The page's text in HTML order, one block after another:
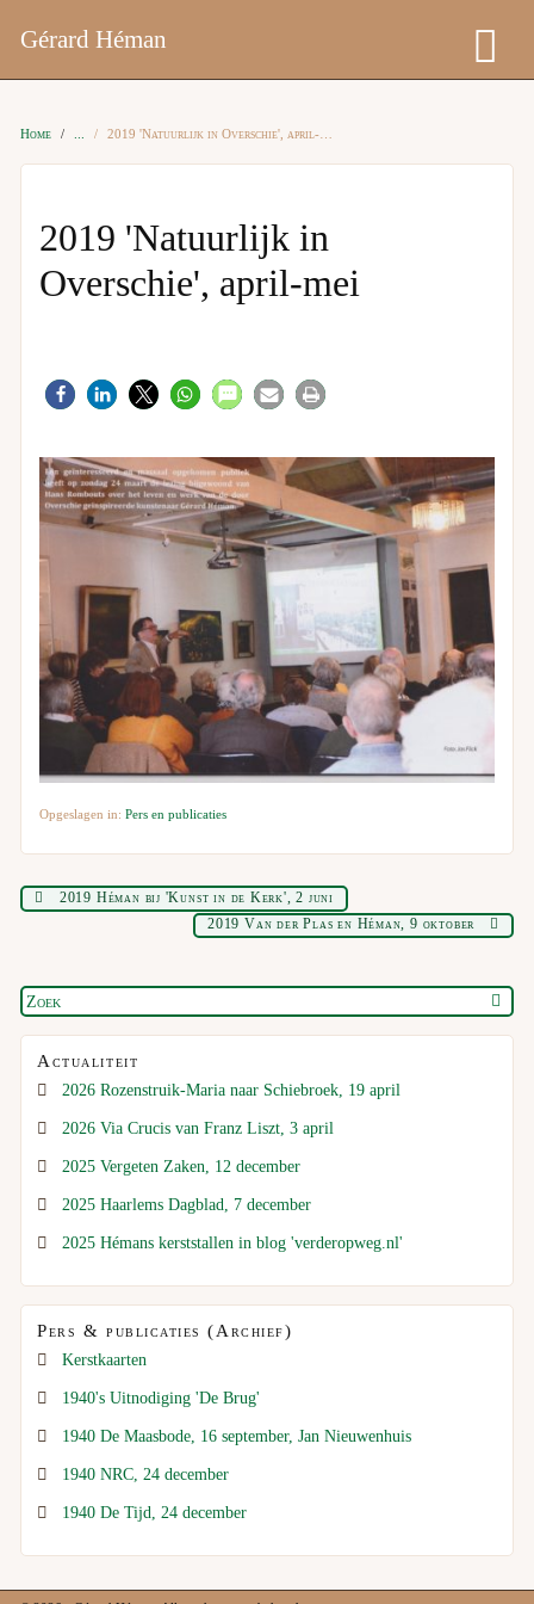
Gérard Héman
Home 2019 'Natuurlijk in Overschie', april-mei
2019 'Natuurlijk in
Overschie', april-mei
Opgeslagen in:Pers en publicaties
2019 Héman bij 'Kunst in de Kerk', 2 juni
2019 Van der Plas en Héman, 9 oktober
Actualiteit
2026 Rozenstruik-Maria naar Schiebroek, 19 april
2026 Via Crucis van Franz Liszt, 3 april
2025 Vergeten Zaken, 12 december
2025 Haarlems Dagblad, 7 december
2025 Hémans kerststallen in blog 'verderopweg.nl'
Pers & publicaties (Archief)
Kerstkaarten
1940's Uitnodiging 'De Brug'
1940 De Maasbode, 16 september, Jan Nieuwenhuis
1940 NRC, 24 december
1940 De Tijd, 24 december